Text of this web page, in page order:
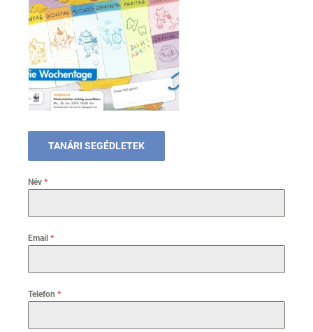
TANÁRI SEGÉDLETEK
Név *
Email *
Telefon *